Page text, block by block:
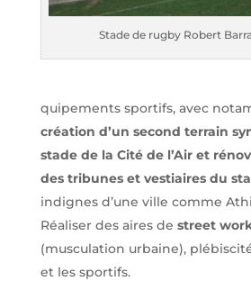
Stade de rugby Robert
quipements sportifs, avec
création d’un second terrain
stade de la Cité de l’Air et
des tribunes et vestiaires du
indignes d’une ville comme
Réaliser des aires de street
(musculation urbaine),
et les sportifs.